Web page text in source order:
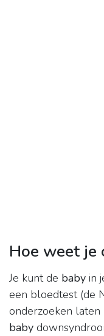
Hoe weet je
Je kunt de baby in
een bloedtest (de
onderzoeken laten
baby